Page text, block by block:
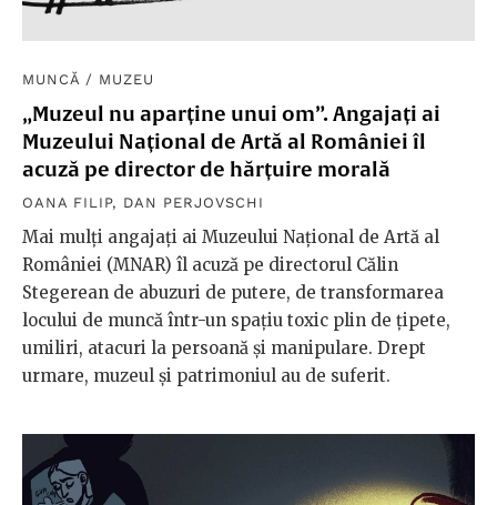
MUNCĂ / MUZEU
„Muzeul nu aparține unui om”. Angajați ai
Muzeului Național de Artă al României îl
acuză pe director de hărțuire morală
OANA FILIP, DAN PERJOVSCHI
Mai mulți angajați ai Muzeului Național de Artă al
României (MNAR) îl acuză pe directorul Călin
Stegerean de abuzuri de putere, de transformarea
locului de muncă într-un spațiu toxic plin de țipete,
umiliri, atacuri la persoană și manipulare. Drept
urmare, muzeul și patrimoniul au de suferit.